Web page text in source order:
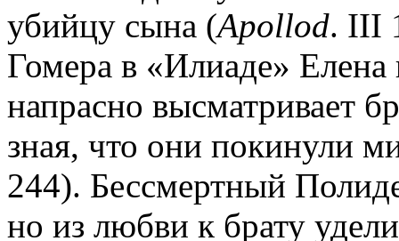
убийцу сына (Apollod. III
Гомера в «Илиаде»
напрасно высматривает
зная, что они покинули
244). Бессмертный
но из любви к брату